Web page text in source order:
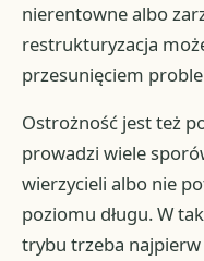
nierentowne albo
restrukturyzacja
przesunięciem
Ostrożność jest też
prowadzi wiele
wierzycieli albo nie
poziomu długu. W
trybu trzeba